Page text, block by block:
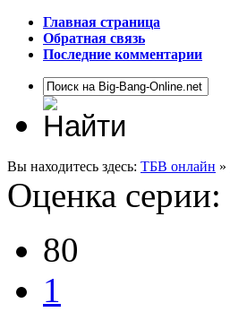
Главная страница
Обратная связь
Последние комментарии
Вы находитесь здесь: ТБВ онлайн »
Оценка серии:
80
1